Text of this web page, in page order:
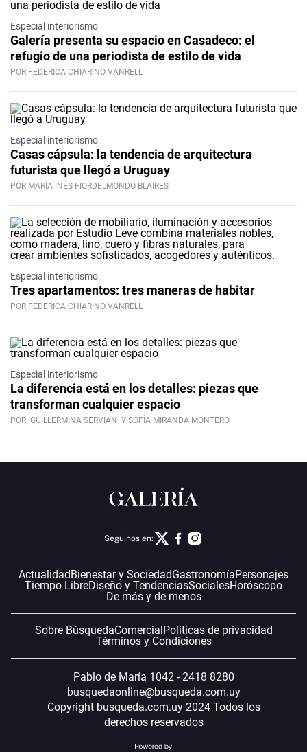
Especial interiorismo
Galería presenta su espacio en Casadeco: el
refugio de una periodista de estilo de vida
POR FEDERICA CHIARINO VANRELL
Especial interiorismo
Casas cápsula: la tendencia de arquitectura
futurista que llegó a Uruguay
POR MARÍA INÉS FIORDELMONDO BLAIRES
Especial interiorismo
Tres apartamentos: tres maneras de habitar
POR FEDERICA CHIARINO VANRELL
Especial interiorismo
La diferencia está en los detalles: piezas que
transforman cualquier espacio
POR GUILLERMINA SERVIAN Y SOFÍA MIRANDA MONTERO
Seguinos en:
Actualidad Bienestar y SociedadGastronomíaPersonajes
Tiempo LibreDiseño y TendenciasSocialesHoróscopo
De más y de menos
Sobre BúsquedaComercial Políticas de privacidad
Términos y Condiciones
Pablo de María 1042 - 2418 8280
busquedaonline@busqueda.com.uy
Copyright busqueda.com.uy 2024 Todos los
derechos reservados